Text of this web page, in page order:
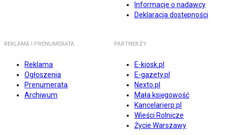
Informacje o nadawcy
Deklaracja dostępności
REKLAMA I PRENUMERATA
Reklama
Ogłoszenia
Prenumerata
Archiwum
PARTNERZY
E-kiosk.pl
E-gazety.pl
Nexto.pl
Mała księgowość
Kancelarierp.pl
Wieści Rolnicze
Życie Warszawy